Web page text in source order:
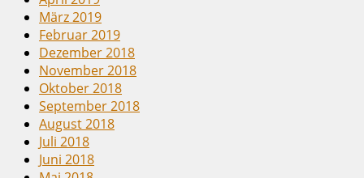
März 2019
Februar 2019
Dezember 2018
November 2018
Oktober 2018
September 2018
August 2018
Juli 2018
Juni 2018